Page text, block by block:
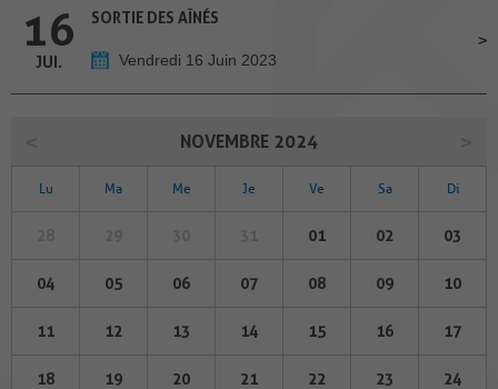
16
JUI.
SORTIE DES AÎNÉS
Vendredi 16 Juin 2023
NOVEMBRE 2024
Lu Ma Me Je Ve Sa Di
01 02 03
04 05 06 07 08 09 10
11 12 13 14 15 16 17
18 19 20 21 22 23 24